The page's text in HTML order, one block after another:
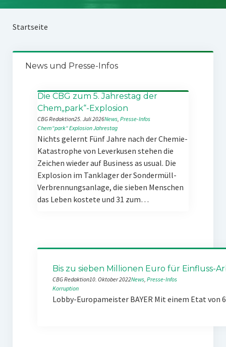
Startseite
News und Presse-Infos
Die CBG zum 5. Jahrestag der
Chem„park“-Explosion
CBG Redaktion25. Juli 2026News, Presse-Infos
Chem“park“ExplosionJahrestag
Nichts gelernt Fünf Jahre nach der Chemie-
Katastrophe von Leverkusen stehen die
Zeichen wieder auf Business as usual. Die
Explosion im Tanklager der Sondermüll-
Verbrennungsanlage, die sieben Menschen
das Leben kostete und 31 zum…
Bis zu sieben Millionen Euro für Einfluss-
CBG Redaktion10. Oktober 2022News, Presse-Infos
Korruption
Lobby-Europameister BAYER Mit einem Etat von